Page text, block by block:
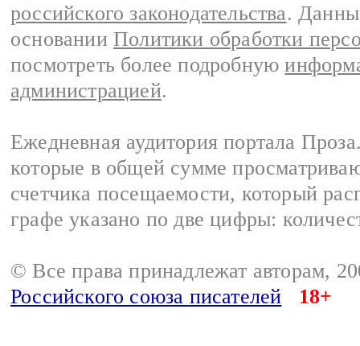
российского законодательства.
основании Политики обработки
посмотреть более подробную
администрацией.
Ежедневная аудитория портала
которые в общей сумме
счетчика посещаемости, который
графе указано по две цифры:
© Все права принадлежат авторам,
Российского союза писателей
18+